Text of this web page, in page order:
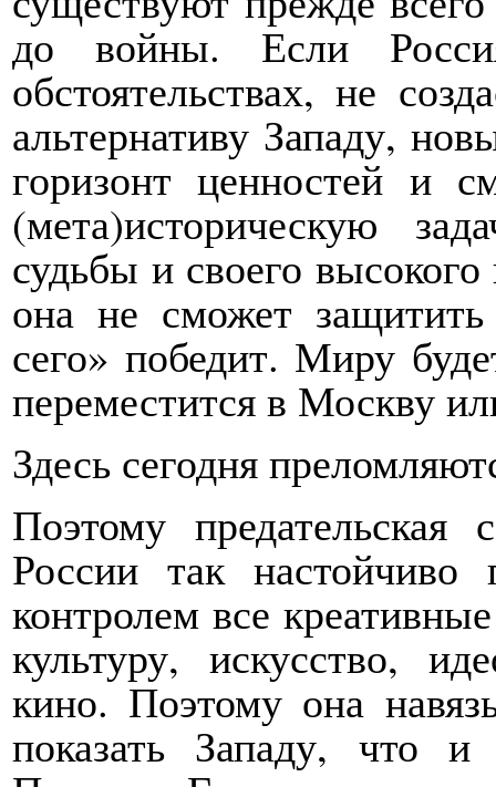
до войны. Если
обстоятельствах, не
альтернативу Западу,
горизонт ценностей и
(мета)историческую
судьбы и своего
она не сможет
сего» победит. Миру
переместится в Москву
Здесь сегодня
Поэтому предательская
России так настойчиво
контролем все
культуру, искусство,
кино. Поэтому она
показать Западу, что